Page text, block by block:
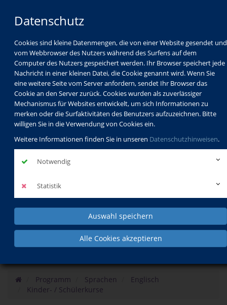
Datenschutz
Cookies sind kleine Datenmengen, die von einer Website gesendet und
vom Webbrowser des Nutzers während des Surfens auf dem
Computer des Nutzers gespeichert werden. Ihr Browser speichert jede
Nachricht in einer kleinen Datei, die Cookie genannt wird. Wenn Sie
eine weitere Seite vom Server anfordern, sendet Ihr Browser das
Cookie an den Server zurück. Cookies wurden als zuverlässiger
Mechanismus für Websites entwickelt, um sich Informationen zu
merken oder die Surfaktivitäten des Benutzers aufzuzeichnen. Bitte
willigen Sie in die Verwendung von Cookies ein.
Weitere Informationen finden Sie in unseren Datenschutzhinweisen.
Notwendig
Statistik
Auswahl speichern
Alle Cookies akzeptieren
Programm
Schulabschlüsse
Schulkindbetreuung
Service
Programm Sprachen
Englisch
Kinder- / Schülerkurse